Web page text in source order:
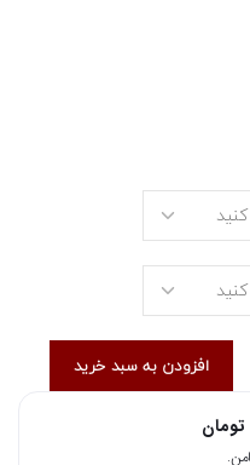
افزودن به سبد خرید
تومان